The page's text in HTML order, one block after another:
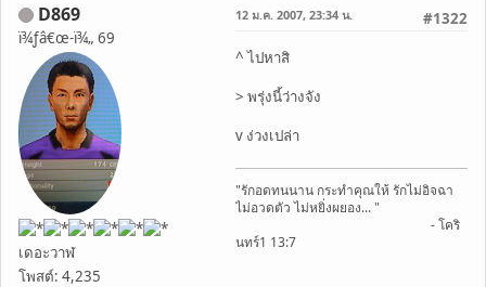
D869
ï¾ƒâ€œ-ï¾„ 69
เดอะวาฬ
โพสต์: 4,235
#1322
12 ม.ค. 2007, 23:34 น.
^ ไปหาสิ
> พรุ่งนี้ว่างจัง
v ง่วงเปล่า
"รักอดทนนาน กระทำคุณให้ รักไม่อิจฉา
ไม่อวดตัว ไม่หยิ่งผยอง... "
- โคริ
นทร์1 13:7